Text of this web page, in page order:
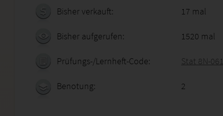
Bisher verkauft:
17 mal
Bisher aufgerufen: 1520 mal
Prüfungs-/Lernheft-Code: Stat 8N-
Benotung: 2